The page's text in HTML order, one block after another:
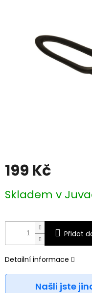
hvězdiček.
199 Kč
cena:
Skladem v
Přidat
Detailní informace
Našli jste